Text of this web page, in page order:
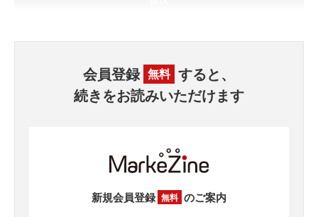
会員登録 無料 すると、
続きをお読みいただけます
新規会員登録 無料 のご案内